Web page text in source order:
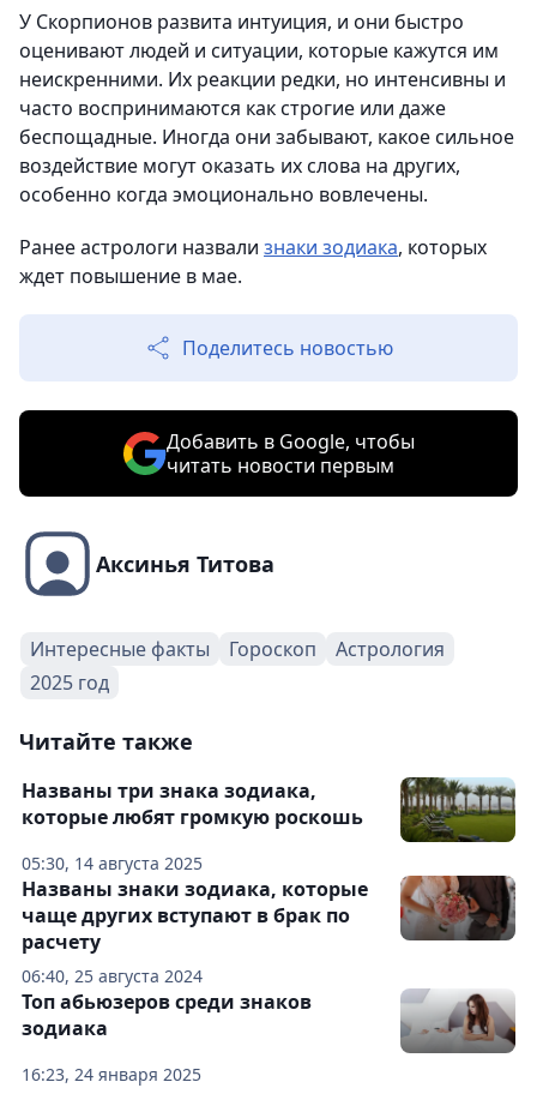
У Скорпионов развита интуиция, и они быстро
оценивают людей и ситуации, которые кажутся им
неискренними. Их реакции редки, но интенсивны и
часто воспринимаются как строгие или даже
беспощадные. Иногда они забывают, какое сильное
воздействие могут оказать их слова на других,
особенно когда эмоционально вовлечены.
Ранее астрологи назвали знаки зодиака, которых
ждет повышение в мае.
Поделитесь новостью
Добавить в Google, чтобы
читать новости первым
Аксинья Титова
Интересные факты Гороскоп
Астрология
2025 год
Читайте также
05:30, 14 августа 2025
Названы три знака зодиака,
которые любят громкую роскошь
06:40, 25 августа 2024
Названы знаки зодиака, которые
чаще других вступают в брак по
расчету
16:23, 24 января 2025
Топ абьюзеров среди знаков
зодиака